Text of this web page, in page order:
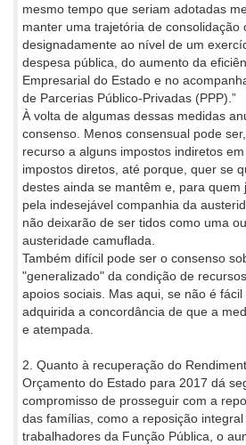
mesmo tempo que seriam adotadas
manter uma trajetória de consolidação
designadamente ao nível de um
despesa pública, do aumento da
Empresarial do Estado e no
de Parcerias Público-Privadas (PPP).”
À volta de algumas dessas medidas
consenso. Menos consensual pode
recurso a alguns impostos indiretos
impostos diretos, até porque, quer se
destes ainda se mantêm e, para quem
pela indesejável companhia da
não deixarão de ser tidos como uma
austeridade camuflada.
Também difícil pode ser o consenso
"generalizado" da condição de
apoios sociais. Mas aqui, se não é
adquirida a concordância de que a
e atempada.
2. Quanto à recuperação do
Orçamento do Estado para 2017 dá
compromisso de prosseguir com a
das famílias, como a reposição
trabalhadores da Função Pública, o